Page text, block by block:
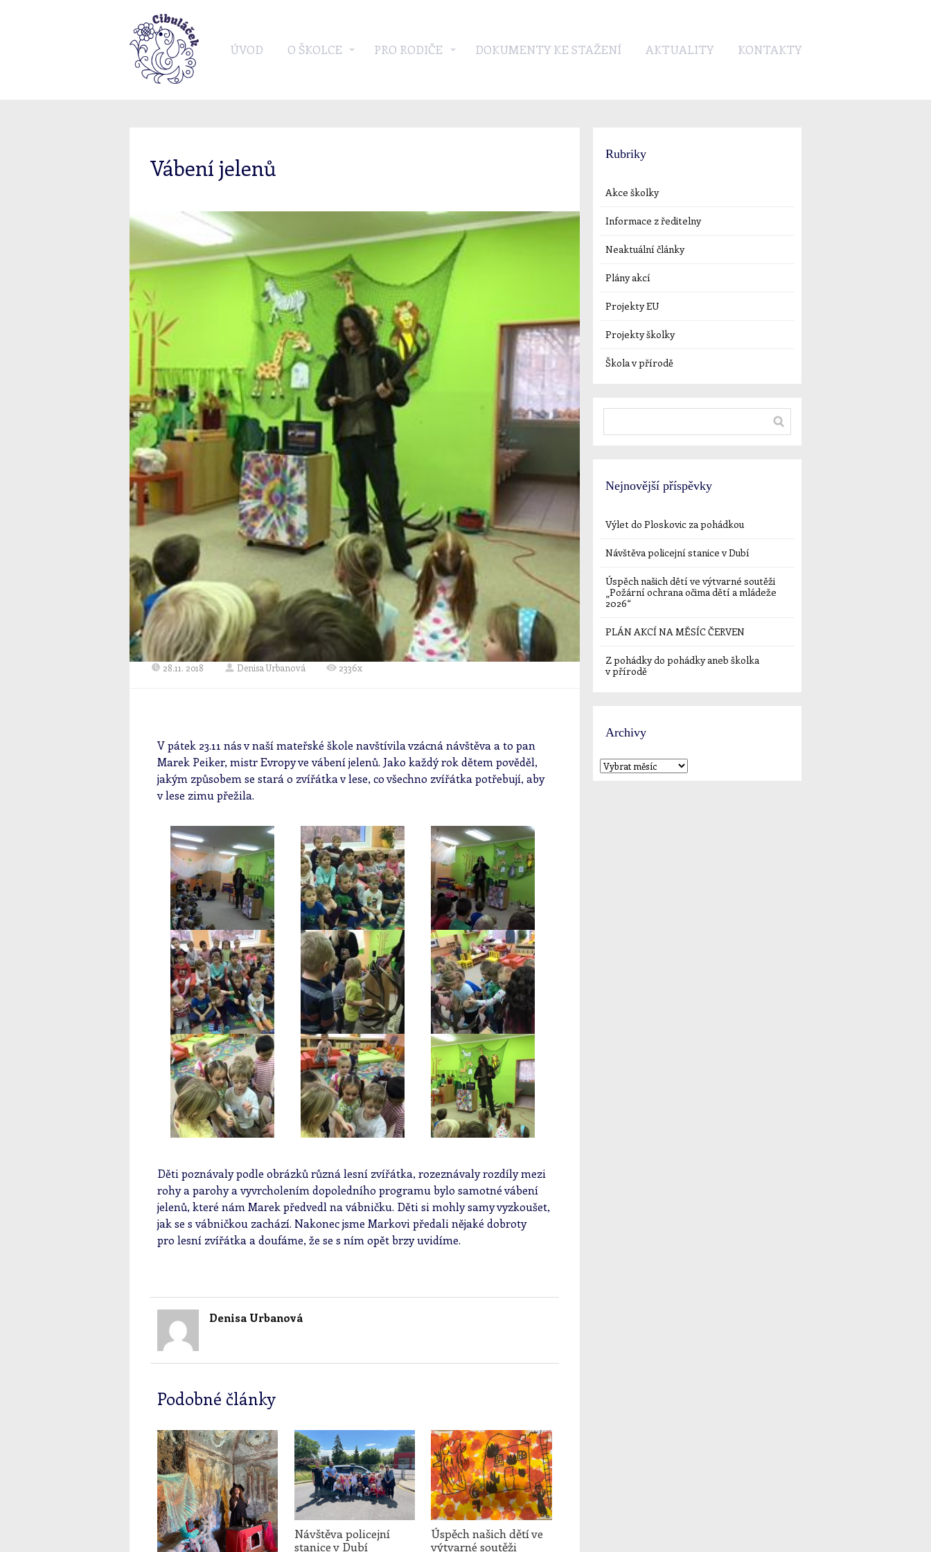
ÚVOD O ŠKOLCE PRO RODIČE DOKUMENTY KE STAŽENÍ AKTUALITY KONTAKTY
Vábení jelenů
28.11. 2018 Denisa Urbanová 2336x
V pátek 23.11 nás v naší mateřské škole navštívila vzácná návštěva a to pan
Marek Peiker, mistr Evropy ve vábení jelenů. Jako každý rok dětem pověděl,
jakým způsobem se stará o zvířátka v lese, co všechno zvířátka potřebují, aby
v lese zimu přežila.
Děti poznávaly podle obrázků různá lesní zvířátka, rozeznávaly rozdíly mezi
rohy a parohy a vyvrcholením dopoledního programu bylo samotné vábení
jelenů, které nám Marek předvedl na vábničku. Děti si mohly samy vyzkoušet,
jak se s vábničkou zachází. Nakonec jsme Markovi předali nějaké dobroty
pro lesní zvířátka a doufáme, že se s ním opět brzy uvidíme.
Denisa Urbanová
Podobné články
Návštěva policejní
stanice v Dubí
Úspěch našich dětí ve
výtvarné soutěži
Rubriky
Akce školky
Informace z ředitelny
Neaktuální články
Plány akcí
Projekty EU
Projekty školky
Škola v přírodě
Nejnovější příspěvky
Výlet do Ploskovic za pohádkou
Návštěva policejní stanice v Dubí
Úspěch našich dětí ve výtvarné soutěži
„Požární ochrana očima dětí a mládeže
2026“
PLÁN AKCÍ NA MĚSÍC ČERVEN
Z pohádky do pohádky aneb školka
v přírodě
Archivy